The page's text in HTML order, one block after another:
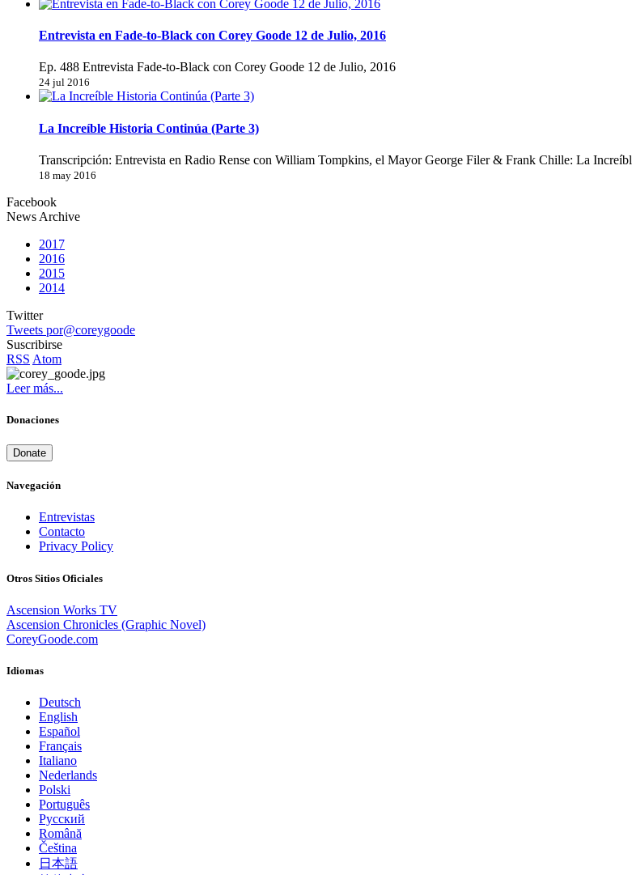
Entrevista en Fade-to-Black con Corey Goode 12 de Julio, 2016
Ep. 488 Entrevista Fade-to-Black con Corey Goode 12 de Julio, 2016
24 jul 2016
La Increíble Historia Continúa (Parte 3)
Transcripción: Entrevista en Radio Rense con William Tompkins, el Mayor George Filer & Frank Chille: La
18 may 2016
Facebook
News Archive
2017
2016
2015
2014
Twitter
Tweets por@coreygoode
Suscribirse
RSS Atom
Leer más...
Donaciones
Donate
Navegación
Entrevistas
Contacto
Privacy Policy
Otros Sitios Oficiales
Ascension Works TV
Ascension Chronicles (Graphic Novel)
CoreyGoode.com
Idiomas
Deutsch
English
Español
Français
Italiano
Nederlands
Polski
Português
Pусский
Română
Čeština
日本語